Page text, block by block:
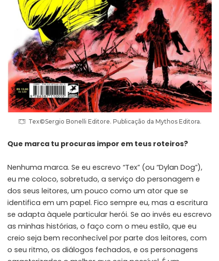
Tex©Sergio Bonelli Editore. Publicação da Mythos Editora.
Que marca tu procuras impor em teus roteiros?
Nenhuma marca. Se eu escrevo “Tex” (ou “Dylan Dog”),
eu me coloco, sobretudo, a serviço do personagem e
dos seus leitores, um pouco como um ator que se
identifica em um papel. Fico sempre eu, mas a escritura
se adapta àquele particular herói. Se ao invés eu escrevo
as minhas histórias, o faço com o meu estilo, que eu
creio seja bem reconhecível por parte dos leitores, com
o seu ritmo, os diálogos fechados, e os personagens